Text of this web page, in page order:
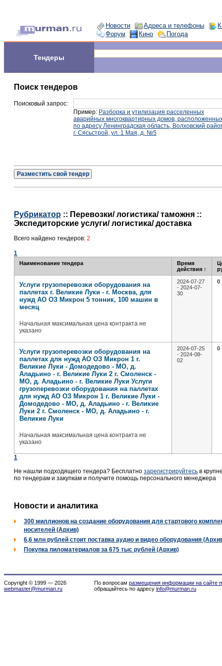
Новости Адреса и телефоны
Форум
Кино Погода
Тендеры
Поиск тендеров
Поисковый запрос:
Пример: Разборка и утилизация расселенных
аварийных многоквартирных домов,
по адресу Ленинградская область, Волховский
г. Сясьстрой, ул. 1 Мая, д. №5
Разместить свой тендер
Рубрикатор :: Перевозки/ логистика/ таможня ::
Экспедиторские услуги/ логистика/ доставка
Всего найдено тендеров: 2
1
Наименование тендера
Время
действия ↑
Услуги грузоперевозки оборудования на
паллетах г. Великие Луки - г. Москва, для
нужд АО ОЗ Микрон 5 тонник, 100 машин в
месяц
Начальная максимальная цена контракта не
указано
2024-07-27
- 2024-07-
30
0
Услуги грузоперевозки оборудования на
паллетах для нужд АО ОЗ Микрон 1 г.
Великие Луки - Домодедово - МО, д.
Аладьино - г. Великие Луки 2 г. Смоленск -
МО, д. Аладьино - г. Великие Луки Услуги
грузоперевозки оборудования на паллетах
для нужд АО ОЗ Микрон 1 г. Великие Луки -
Домодедово - МО, д. Аладьино - г. Великие
Луки 2 г. Смоленск - МО, д. Аладьино - г.
Великие Луки
Начальная максимальная цена контракта не
указано
2024-07-25
- 2024-08-
02
0
1
Не нашли подходящего тендера? Бесплатно зарегистрируйтесь в
по тендерам и закупкам и получите помощь персонального менеджера
Новости и аналитика
300 миллионов на создание оборудования для стартового
носителей (Архив)
6,6 млн рублей стоит поставка аудио и видео оборудования
Покупка пиломатериалов за 675 тыс рублей (Архив)
Copyright © 1999 — 2026
webmaster@murman.ru
По вопросам размещения информации на сайте
обращайтесь по адресу info@murman.ru